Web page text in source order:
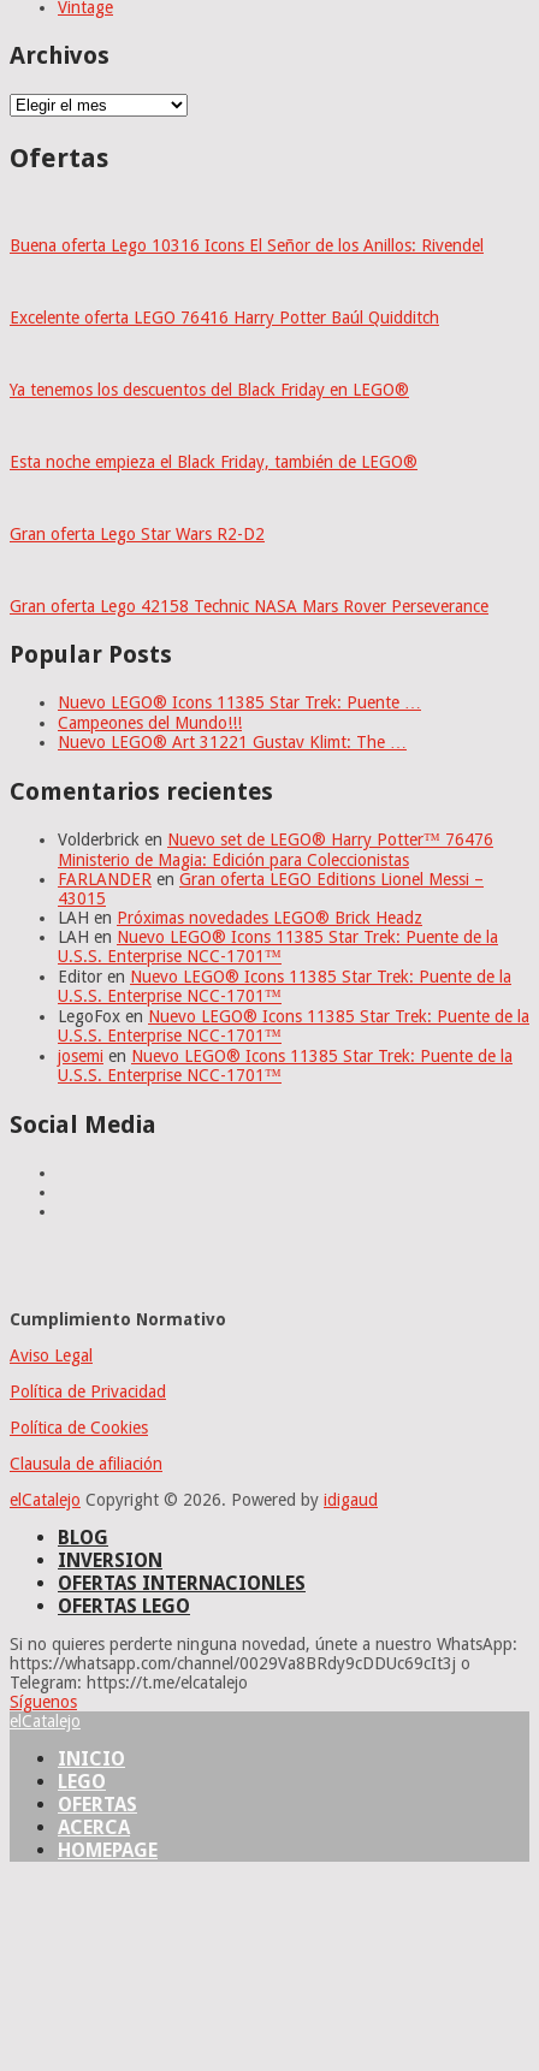
Vintage
Archivos
Archivos
Ofertas
Buena oferta Lego 10316 Icons El Señor de los Anillos: Rivendel
Excelente oferta LEGO 76416 Harry Potter Baúl Quidditch
Ya tenemos los descuentos del Black Friday en LEGO®
Esta noche empieza el Black Friday, también de LEGO®
Gran oferta Lego Star Wars R2-D2
Gran oferta Lego 42158 Technic NASA Mars Rover Perseverance
Popular Posts
Nuevo LEGO® Icons 11385 Star Trek: Puente …
Campeones del Mundo!!!
Nuevo LEGO® Art 31221 Gustav Klimt: The …
Comentarios recientes
Volderbrick en Nuevo set de LEGO® Harry Potter™ 76476
Ministerio de Magia: Edición para Coleccionistas
FARLANDER en Gran oferta LEGO Editions Lionel Messi –
43015
LAH en Próximas novedades LEGO® Brick Headz
LAH en Nuevo LEGO® Icons 11385 Star Trek: Puente de la
U.S.S. Enterprise NCC-1701™
Editor en Nuevo LEGO® Icons 11385 Star Trek: Puente de la
U.S.S. Enterprise NCC-1701™
LegoFox en Nuevo LEGO® Icons 11385 Star Trek: Puente de la
U.S.S. Enterprise NCC-1701™
josemi en Nuevo LEGO® Icons 11385 Star Trek: Puente de la
U.S.S. Enterprise NCC-1701™
Social Media
Cumplimiento Normativo
Aviso Legal
Política de Privacidad
Política de Cookies
Clausula de afiliación
elCatalejo Copyright © 2026. Powered by idigaud
BLOG
INVERSION
OFERTAS INTERNACIONLES
OFERTAS LEGO
Si no quieres perderte ninguna novedad, únete a nuestro WhatsApp:
https://whatsapp.com/channel/0029Va8BRdy9cDDUc69cIt3j o
Telegram: https://t.me/elcatalejo
Síguenos
elCatalejo
INICIO
LEGO
OFERTAS
ACERCA
HOMEPAGE